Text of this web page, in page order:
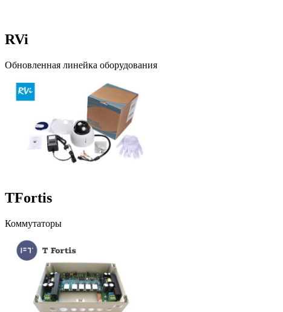
RVi
Обновленная линейка оборудования
TFortis
Коммутаторы